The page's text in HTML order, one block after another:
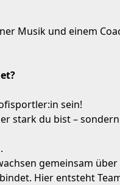
Musik und einem
sein!
stark du bist –
gemeinsam
Hier entsteht